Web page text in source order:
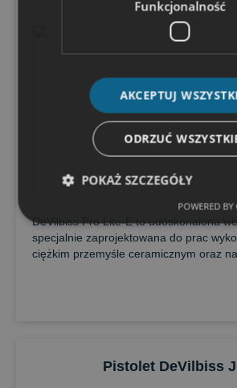
DeVilbiss Pro Lite-E to udoskonalona
specjalnie zaprojektowana do prac
ciężkim przemyśle ceramicznym oraz na
Pistolet DeVilbiss
Funkcjonalność
AKCEPTUJ
ODRZUĆ
POKAŻ SZCZEGÓŁY
POWERED BY